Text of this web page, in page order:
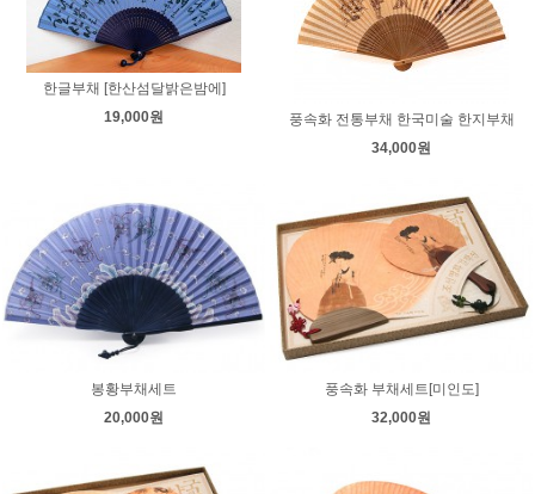
한글부채 [한산섬달밝은밤에]
19,000원
풍속화 전통부채 한국미술 한지부채
34,000원
봉황부채세트
20,000원
풍속화 부채세트[미인도]
32,000원